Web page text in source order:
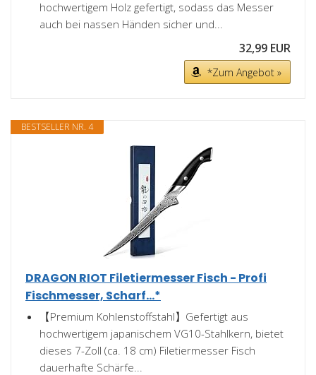
hochwertigem Holz gefertigt, sodass das Messer
auch bei nassen Händen sicher und...
32,99 EUR
*Zum Angebot »
BESTSELLER NR. 4
DRAGON RIOT Filetiermesser Fisch - Profi
Fischmesser, Scharf...*
【Premium Kohlenstoffstahl】Gefertigt aus
hochwertigem japanischem VG10-Stahlkern, bietet
dieses 7-Zoll (ca. 18 cm) Filetiermesser Fisch
dauerhafte Schärfe...